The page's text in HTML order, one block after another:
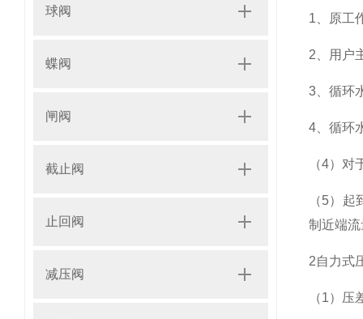
球阀
蝶阀
闸阀
截止阀
止回阀
减压阀
1、原工
2、用户
3、循环
4、循环
（4）
（5）
制近端
2自力式
（1）压